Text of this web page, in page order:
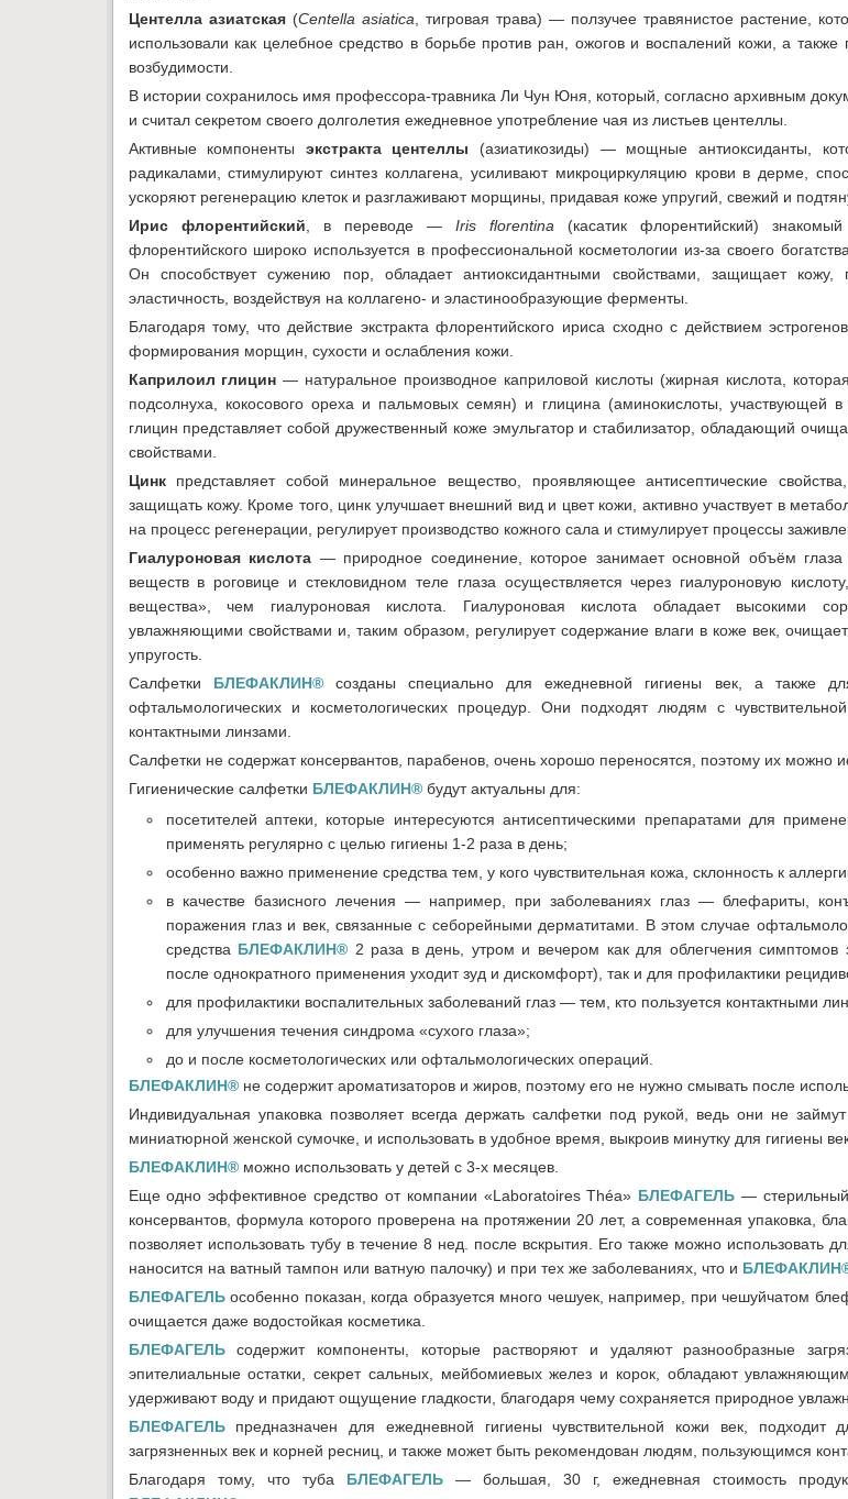
Центелла азиатская(Centella asiatica , тигровая трава) — ползучее травянистое растение,
использовали как целебное средство в борьбе против ран, ожогов и воспалений кожи, а
возбудимости.
В истории сохранилось имя профессора-травника Ли Чун Юня, который, согласно архивным
и считал секретом своего долголетия ежедневное употребление чая из листьев центеллы.
Активные компоненты экстракта центеллы (азиатикозиды) — мощные антиоксиданты,
радикалами, стимулируют синтез коллагена, усиливают микроциркуляцию крови в дерме,
ускоряют регенерацию клеток и разглаживают морщины, придавая коже упругий, свежий и
Ирис флорентийский , в переводе — Iris florentina (касатик флорентийский)
флорентийского широко используется в профессиональной косметологии из-за своего
Он способствует сужению пор, обладает антиоксидантными свойствами, защищает
эластичность, воздействуя на коллагено- и эластинообразующие ферменты.
Благодаря тому, что действие экстракта флорентийского ириса сходно с действием
формирования морщин, сухости и ослабления кожи.
Каприлоил глицин — натуральное производное каприловой кислоты (жирная кислота,
подсолнуха, кокосового ореха и пальмовых семян) и глицина (аминокислоты, участвующей
глицин представляет собой дружественный коже эмульгатор и стабилизатор, обладающий
свойствами.
Цинкпредставляет собой минеральное вещество, проявляющее антисептические
защищать кожу. Кроме того, цинк улучшает внешний вид и цвет кожи, активно участвует в
на процесс регенерации, регулирует производство кожного сала и стимулирует процессы
Гиалуроновая кислота — природное соединение, которое занимает основной объём
веществ в роговице и стекловидном теле глаза осуществляется через гиалуроновую
вещества», чем гиалуроновая кислота. Гиалуроновая кислота обладает высокими
увлажняющими свойствами и, таким образом, регулирует содержание влаги в коже век,
упругость.
Салфетки БЛЕФАКЛИН®созданы специально для ежедневной гигиены век, а также
офтальмологических и косметологических процедур. Они подходят людям с
контактными линзами.
Салфетки не содержат консервантов, парабенов, очень хорошо переносятся, поэтому их можно
Гигиенические салфетки БЛЕФАКЛИН®будут актуальны для:
посетителей аптеки, которые интересуются антисептическими препаратами для
применять регулярно с целью гигиены 1-2 раза в день;
особенно важно применение средства тем, у кого чувствительная кожа, склонность к
в качестве базисного лечения — например, при заболеваниях глаз — блефариты,
поражения глаз и век, связанные с себорейными дерматитами. В этом случае
средства БЛЕФАКЛИН® 2 раза в день, утром и вечером как для облегчения симптомов
после однократного применения уходит зуд и дискомфорт), так и для профилактики
для профилактики воспалительных заболеваний глаз — тем, кто пользуется контактными
для улучшения течения синдрома «сухого глаза»;
до и после косметологических или офтальмологических операций.
БЛЕФАКЛИН®не содержит ароматизаторов и жиров, поэтому его не нужно смывать после
Индивидуальная упаковка позволяет всегда держать салфетки под рукой, ведь они не
миниатюрной женской сумочке, и использовать в удобное время, выкроив минутку для гигиены
БЛЕФАКЛИН®можно использовать у детей с 3-х месяцев.
Еще одно эффективное средство от компании «Laboratoires Théa» БЛЕФАГЕЛЬ — стерильный
консервантов, формула которого проверена на протяжении 20 лет, а современная упаковка,
позволяет использовать тубу в течение 8 нед. после вскрытия. Его также можно использовать
наносится на ватный тампон или ватную палочку) и при тех же заболеваниях, что и
БЛЕФАГЕЛЬ особенно показан, когда образуется много чешуек, например, при чешуйчатом
очищается даже водостойкая косметика.
БЛЕФАГЕЛЬсодержит компоненты, которые растворяют и удаляют разнообразные
эпителиальные остатки, секрет сальных, мейбомиевых желез и корок, обладают
удерживают воду и придают ощущение гладкости, благодаря чему сохраняется природное
БЛЕФАГЕЛЬ
предназначен для ежедневной гигиены чувствительной кожи век,
загрязненных век и корней ресниц, и также может быть рекомендован людям, пользующимся
Благодаря тому, что туба БЛЕФАГЕЛЬ— большая, 30 г, ежедневная стоимость